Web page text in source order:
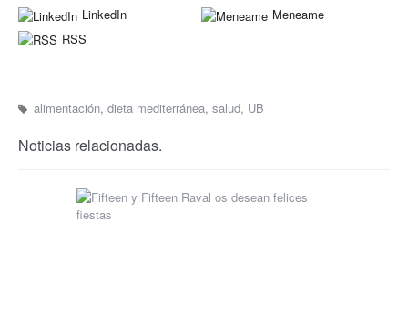
LinkedIn
Meneame
RSS
alimentación, dieta mediterránea, salud, UB
Noticias relacionadas.